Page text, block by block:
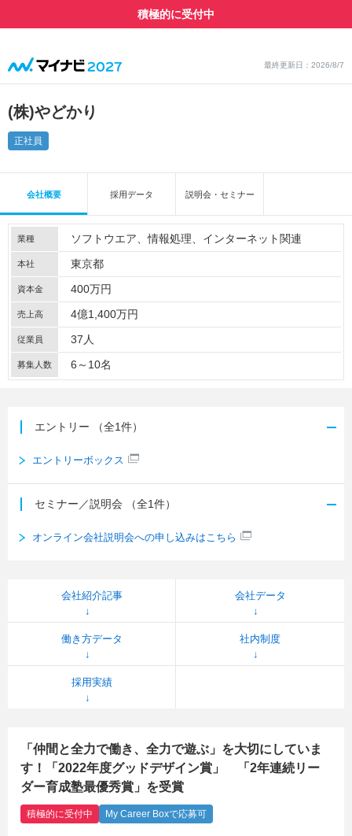
最終更新日：2026/8/7
(株)やどかり
正社員
積極的に受付中
会社概要 採用データ 説明会・セミナー
業種 ソフトウエア 情報処理 インターネット関連
本社 東京都
資本金 400万円
売上高 4億1,400万円
従業員 37人
募集人数 6～10名
エントリー （全1件）
エントリーボックス
セミナー／説明会 （全1件）
オンライン会社説明会への申し込みはこちら
会社紹介記事 会社データ
働き方データ 社内制度
採用実績
「仲間と全力で働き、全力で遊ぶ」を大切にしていま
す！「2022年度グッドデザイン賞」 「2年連続リー
ダー育成塾最優秀賞」を受賞
積極的に受付中 My Career Boxで応募可